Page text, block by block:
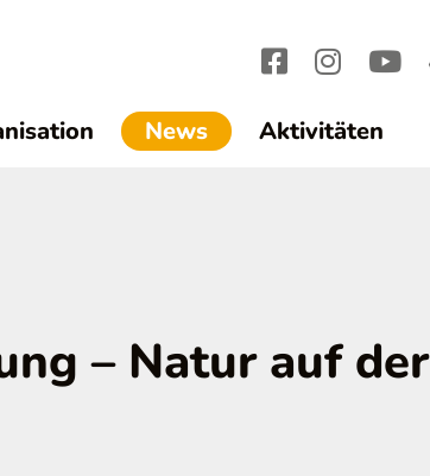
News(current)1
Aktivitäten
– Natur auf der